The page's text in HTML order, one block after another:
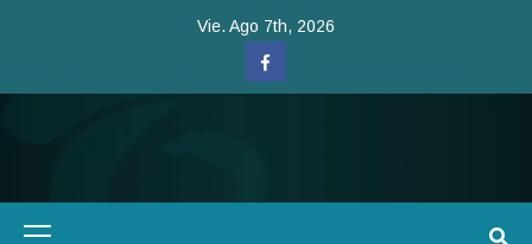
Vie. Ago 7th, 2026
Facebook